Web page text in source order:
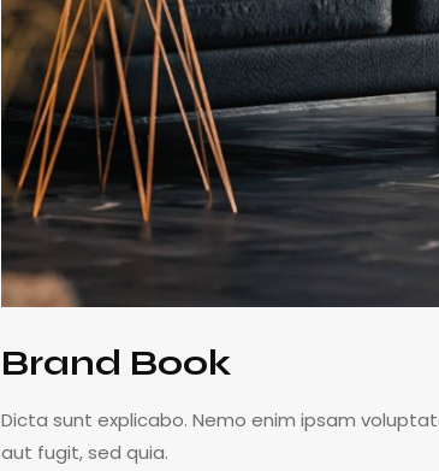
Brand Book
Dicta sunt explicabo. Nemo enim ipsam
aut fugit, sed quia.